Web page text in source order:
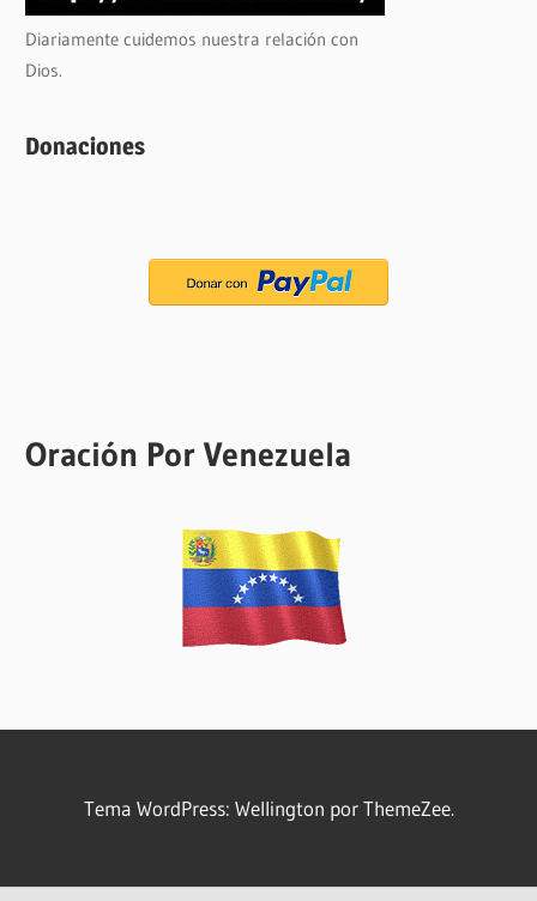
Diariamente cuidemos nuestra relación con
Dios.
Donaciones
Oración Por Venezuela
Tema WordPress: Wellington por ThemeZee.